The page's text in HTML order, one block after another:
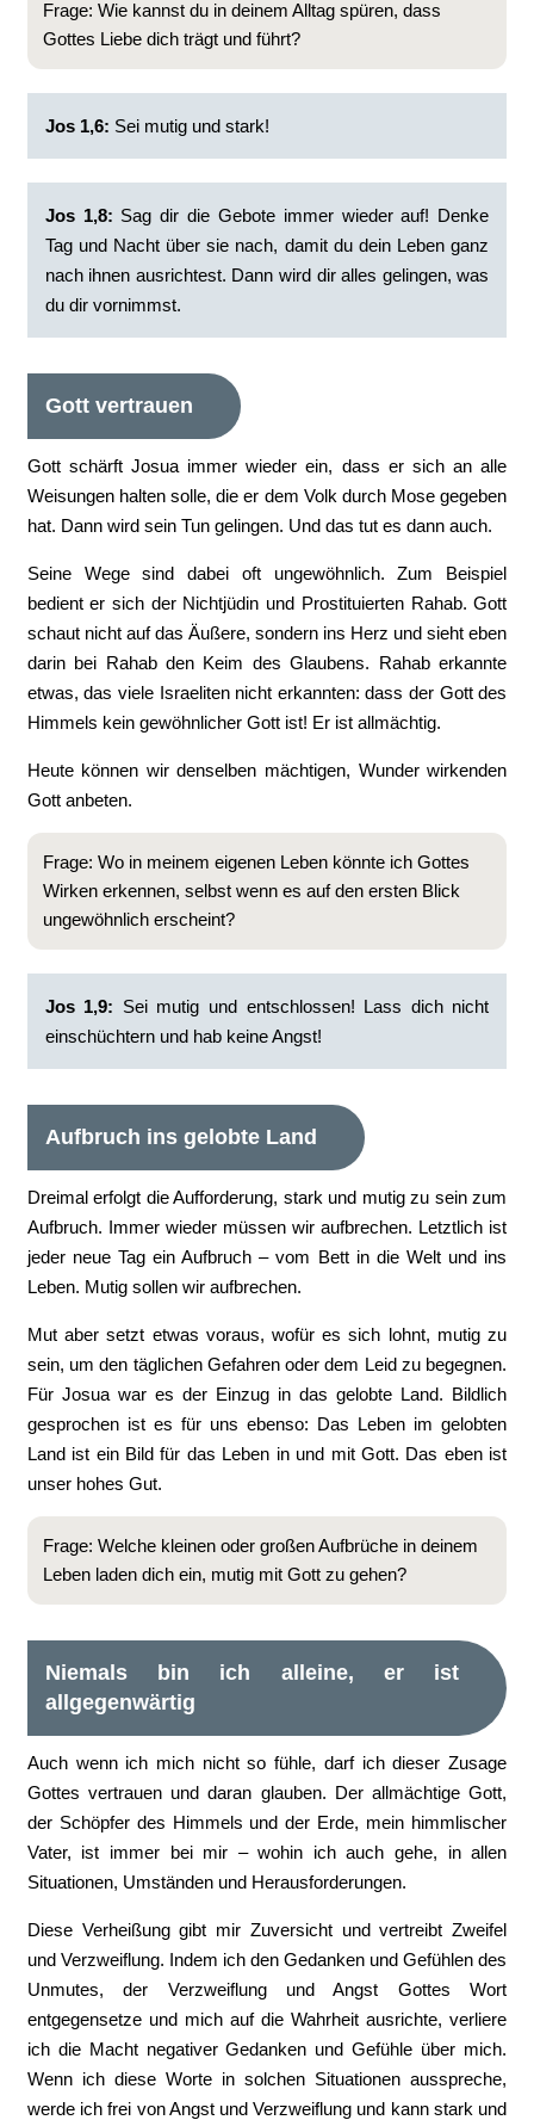
Frage: Wie kannst du in deinem Alltag spüren, dass
Gottes Liebe dich trägt und führt?
Jos 1,6: Sei mutig und stark!
Jos 1,8: Sag dir die Gebote immer wieder auf! Denke
Tag und Nacht über sie nach, damit du dein Leben ganz
nach ihnen ausrichtest. Dann wird dir alles gelingen, was
du dir vornimmst.
Gott vertrauen
Gott schärft Josua immer wieder ein, dass er sich an alle
Weisungen halten solle, die er dem Volk durch Mose gegeben
hat. Dann wird sein Tun gelingen. Und das tut es dann auch.
Seine Wege sind dabei oft ungewöhnlich. Zum Beispiel
bedient er sich der Nichtjüdin und Prostituierten Rahab. Gott
schaut nicht auf das Äußere, sondern ins Herz und sieht eben
darin bei Rahab den Keim des Glaubens. Rahab erkannte
etwas, das viele Israeliten nicht erkannten: dass der Gott des
Himmels kein gewöhnlicher Gott ist! Er ist allmächtig.
Heute können wir denselben mächtigen, Wunder wirkenden
Gott anbeten.
Frage: Wo in meinem eigenen Leben könnte ich Gottes
Wirken erkennen, selbst wenn es auf den ersten Blick
ungewöhnlich erscheint?
Jos 1,9: Sei mutig und entschlossen! Lass dich nicht
einschüchtern und hab keine Angst!
Aufbruch ins gelobte Land
Dreimal erfolgt die Aufforderung, stark und mutig zu sein zum
Aufbruch. Immer wieder müssen wir aufbrechen. Letztlich ist
jeder neue Tag ein Aufbruch – vom Bett in die Welt und ins
Leben. Mutig sollen wir aufbrechen.
Mut aber setzt etwas voraus, wofür es sich lohnt, mutig zu
sein, um den täglichen Gefahren oder dem Leid zu begegnen.
Für Josua war es der Einzug in das gelobte Land. Bildlich
gesprochen ist es für uns ebenso: Das Leben im gelobten
Land ist ein Bild für das Leben in und mit Gott. Das eben ist
unser hohes Gut.
Frage: Welche kleinen oder großen Aufbrüche in deinem
Leben laden dich ein, mutig mit Gott zu gehen?
Niemals bin ich alleine, er ist
allgegenwärtig
Auch wenn ich mich nicht so fühle, darf ich dieser Zusage
Gottes vertrauen und daran glauben. Der allmächtige Gott,
der Schöpfer des Himmels und der Erde, mein himmlischer
Vater, ist immer bei mir – wohin ich auch gehe, in allen
Situationen, Umständen und Herausforderungen.
Diese Verheißung gibt mir Zuversicht und vertreibt Zweifel
und Verzweiflung. Indem ich den Gedanken und Gefühlen des
Unmutes, der Verzweiflung und Angst Gottes Wort
entgegensetze und mich auf die Wahrheit ausrichte, verliere
ich die Macht negativer Gedanken und Gefühle über mich.
Wenn ich diese Worte in solchen Situationen ausspreche,
werde ich frei von Angst und Verzweiflung und kann stark und